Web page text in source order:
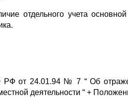
отдельного учета
от 24.01.94 № 7 “ Об
деятельности “ +